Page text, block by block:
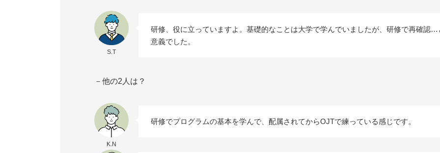
S.T
研修、役に立っていますよ。基礎的なことは大学で学んでいましたが、研修で再確認
意義でした。
－他の2人は？
K.N
研修でプログラムの基本を学んで、配属されてからOJTで練っている感じです。